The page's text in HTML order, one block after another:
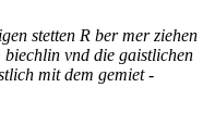
stetten R ber mer ziehen
vnd die gaistlichen
mit dem gemiet -